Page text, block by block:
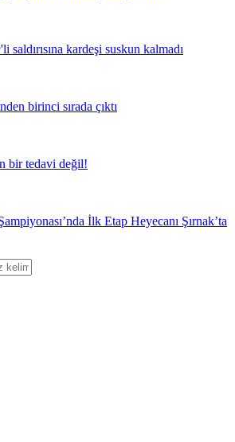
kardeşi suskun kalmadı
birinci sırada çıktı
bir tedavi değil!
İlk Etap Heyecanı Şırnak’ta